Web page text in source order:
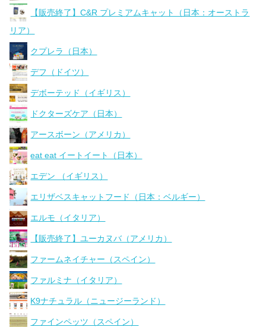
【販売終了】C&R プレミアムキャット（日本：オーストラ
リア）
クプレラ（日本）
デフ（ドイツ）
デボーテッド（イギリス）
ドクターズケア（日本）
アースボーン（アメリカ）
eat eat イートイート（日本）
エデン （イギリス）
エリザベスキャットフード（日本：ベルギー）
エルモ（イタリア）
【販売終了】ユーカヌバ（アメリカ）
ファームネイチャー（スペイン）
ファルミナ（イタリア）
K9ナチュラル（ニュージーランド）
ファインペッツ（スペイン）